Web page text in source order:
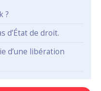
?
d’État de droit.
d’une libération